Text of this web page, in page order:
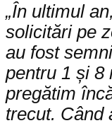
„În ultimul
solicitări pe
au fost
pentru 1 și 8
pregătim
trecut. Când